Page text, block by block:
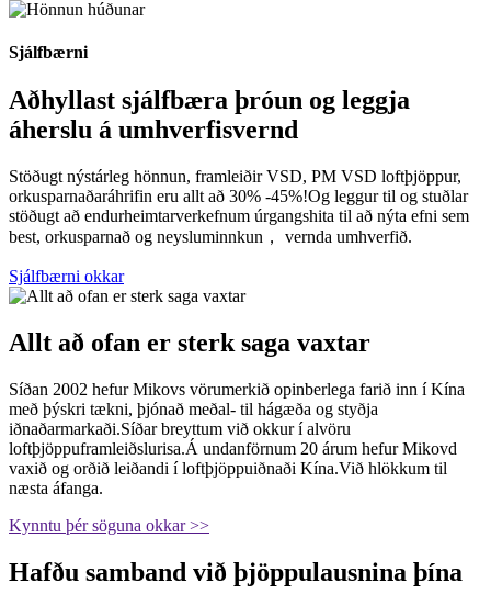
Sjálfbærni
Aðhyllast sjálfbæra þróun og leggja
áherslu á umhverfisvernd
Stöðugt nýstárleg hönnun, framleiðir VSD, PM VSD loftþjöppur,
orkusparnaðaráhrifin eru allt að 30% -45%!Og leggur til og stuðlar
stöðugt að endurheimtarverkefnum úrgangshita til að nýta efni sem
best, orkusparnað og neysluminnkun， vernda umhverfið.
Sjálfbærni okkar
Allt að ofan er sterk saga vaxtar
Síðan 2002 hefur Mikovs vörumerkið opinberlega farið inn í Kína
með þýskri tækni, þjónað meðal- til hágæða og styðja
iðnaðarmarkaði.Síðar breyttum við okkur í alvöru
loftþjöppuframleiðslurisa.Á undanförnum 20 árum hefur Mikovd
vaxið og orðið leiðandi í loftþjöppuiðnaði Kína.Við hlökkum til
næsta áfanga.
Kynntu þér söguna okkar >>
Hafðu samband við þjöppulausnina þína